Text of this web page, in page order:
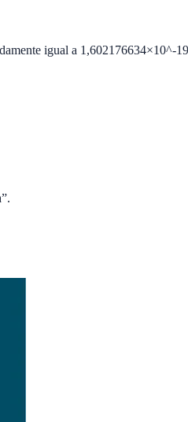
igual a 1,602176634×10^-